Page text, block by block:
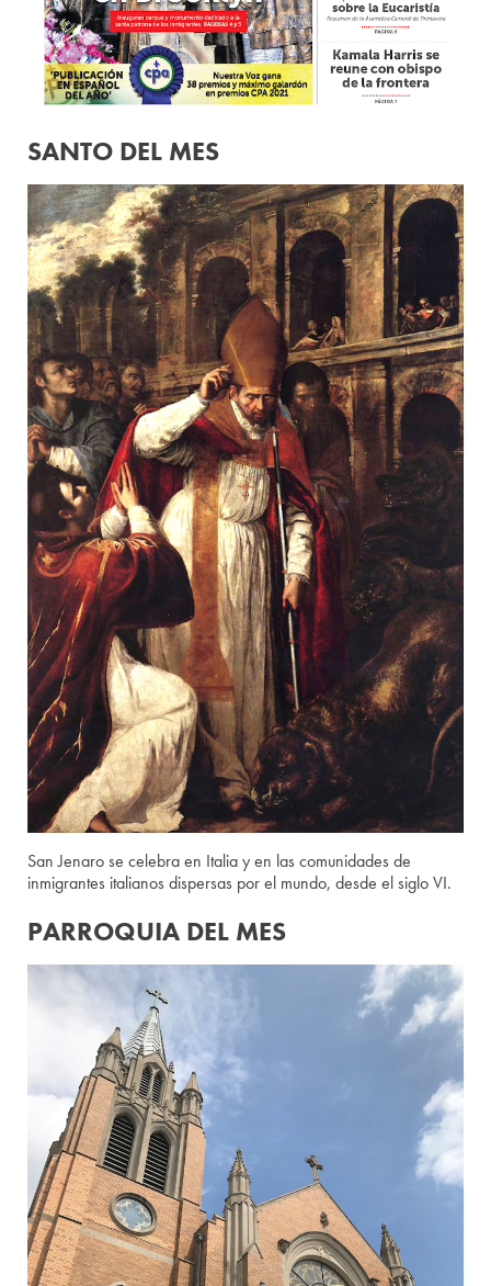
SANTO DEL MES
San Jenaro se celebra en Italia y en las comunidades de
inmigrantes italianos dispersas por el mundo, desde el siglo VI.
PARROQUIA DEL MES